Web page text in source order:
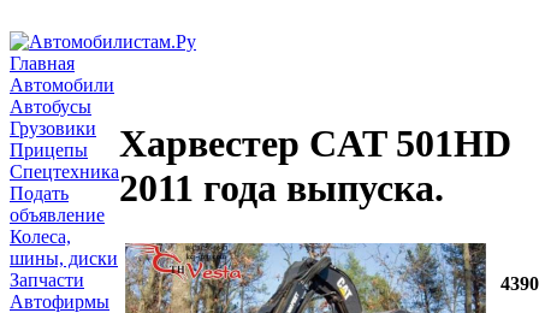
Главная
Автомобили
Автобусы
Грузовики
Прицепы
Спецтехника
Подать
объявление
Колеса,
шины, диски
Запчасти
Автофирмы
Харвестер CAT 501HD
2011 года выпуска.